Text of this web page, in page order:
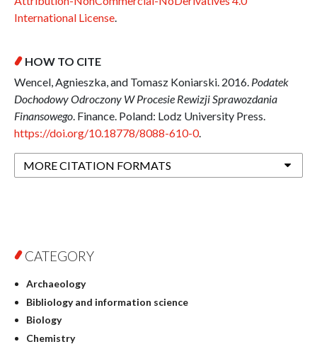
International License.
HOW TO CITE
Wencel, Agnieszka, and Tomasz Koniarski. 2016. Podatek
Dochodowy Odroczony W Procesie Rewizji Sprawozdania
Finansowego. Finance. Poland: Lodz University Press.
https://doi.org/10.18778/8088-610-0.
MORE CITATION FORMATS
CATEGORY
Archaeology
Bibliology and information science
Biology
Chemistry